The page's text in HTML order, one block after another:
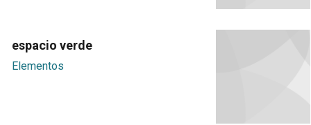
espacio verde
Elementos